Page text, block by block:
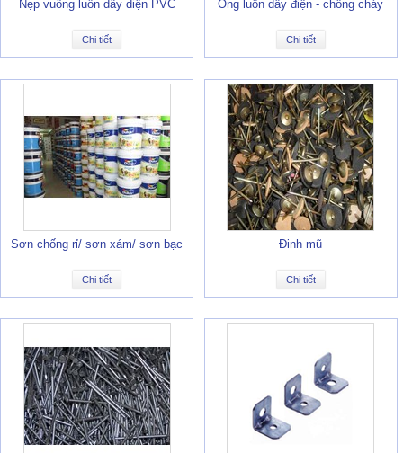
Nẹp vuông luồn dây diện PVC
Chi tiết
Ống luồn dây điện - chống cháy
Chi tiết
Sơn chống rỉ/ sơn xám/ sơn bạc
Chi tiết
Đinh mũ
Chi tiết